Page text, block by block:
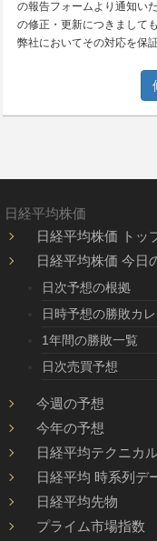
の報告フォームより通知い
の修正・更新につきまして
弊社においてその対応を保
日経平均株価
日経平均株価 トッ
日経平均株価 今日
日次予想の根拠
日時予想の勝敗カ
1年間の勝敗一覧
日次売買予想
今週の予想
今年の予想
日経平均テクニカ
日経平均 時系列デ
日経平均先物
プライム市場指数